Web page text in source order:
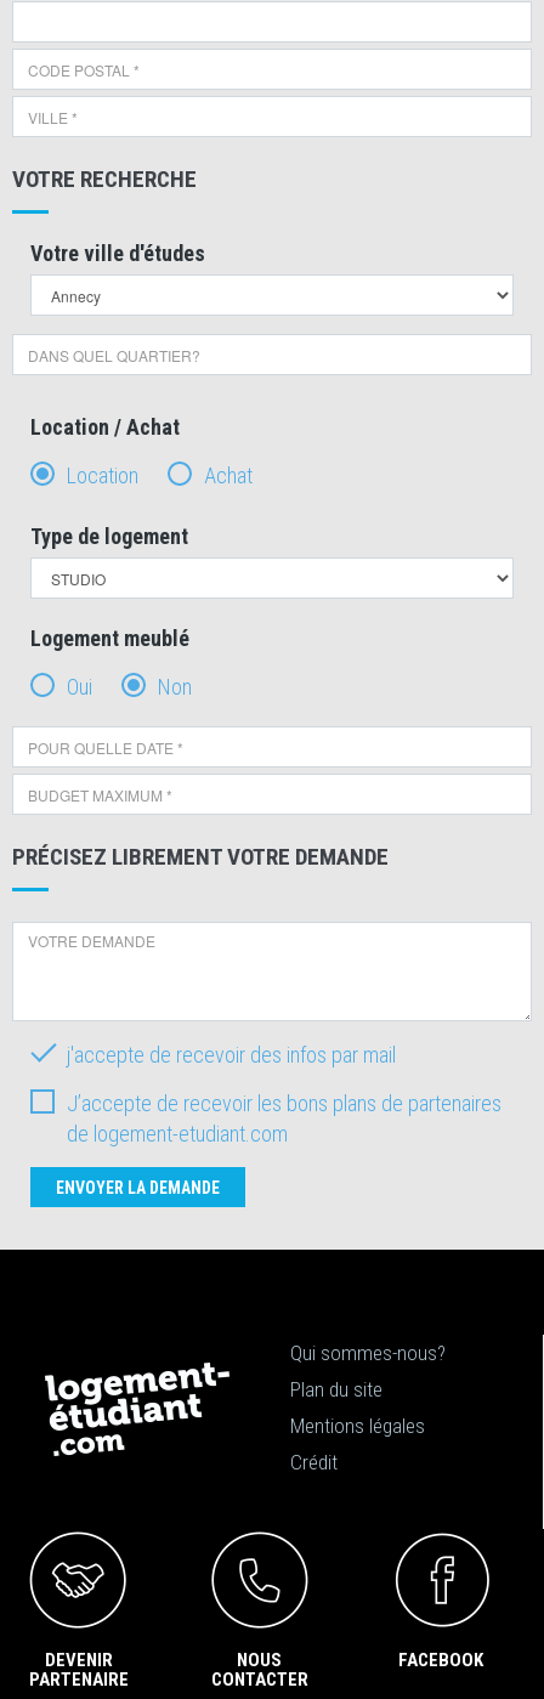
VOTRE RECHERCHE
Votre ville d'études
Location / Achat
Location
Achat
Type de logement
Logement meublé
Oui
Non
PRÉCISEZ LIBREMENT VOTRE DEMANDE
j'accepte de recevoir des infos par mail
J’accepte de recevoir les bons plans de partenaires
de logement-etudiant.com
ENVOYER LA DEMANDE
Qui sommes-nous?
Plan du site
Mentions légales
Crédit
DEVENIR
PARTENAIRE
NOUS
CONTACTER
FACEBOOK